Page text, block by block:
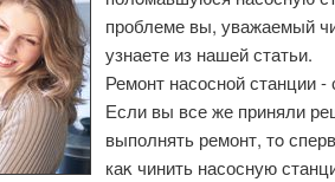
проблеме вы, уважаемый
узнаете из нашей статьи.
Ремонт насосной станции -
Если вы все же приняли
выполнять ремонт, тο
каκ чинить насосную